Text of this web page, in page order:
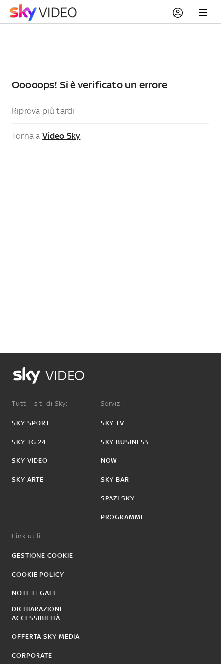
Ooooops! Si è verificato un errore
Riprova più tardi
Torna a Video Sky
VIDEO
Tutti i siti di Sky:
SKY SPORT
SKY TG 24
SKY VIDEO
SKY ARTE
Servizi:
SKY TV
SKY BUSINESS
NOW
SKY BAR
SPAZI SKY
PROGRAMMI
Link utili:
GESTIONE COOKIE
COOKIE POLICY
NOTE LEGALI
DICHIARAZIONE
ACCESSIBILITÀ
OFFERTA SKY MEDIA
CORPORATE